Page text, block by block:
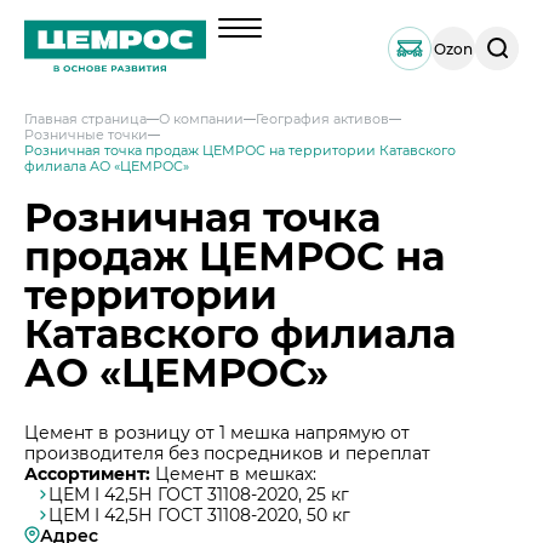
Ozon
Поиск
по
Главная страница О компании
География активов
Розничные точки
Розничная точка продаж ЦЕМРОС на территории Катавского
филиала АО «ЦЕМРОС»
Розничная точка
продаж ЦЕМРОС на
территории
Катавского филиала
АО «ЦЕМРОС»
Цемент в розницу от 1 мешка напрямую от
производителя без посредников и переплат
Ассортимент: Цемент в мешках:
ЦЕМ I 42,5Н ГОСТ 31108-2020, 25 кг
ЦЕМ I 42,5Н ГОСТ 31108-2020, 50 кг
Адрес
О компании
Документы
География активов
Наши компетенции и возможности
Решения по сегментам строительства
Продукция
Тарированный цемент
Портландцемент ЦЕМРОС 500 ЭКСТРА
Портландцемент ЦЕМРОС 400 ПЛЮС
Услуги
Техническая поддержка
Сервисная поддержка
Проектная поддержка
Инвесторам
Выпуск 1
Устойчивое развитие